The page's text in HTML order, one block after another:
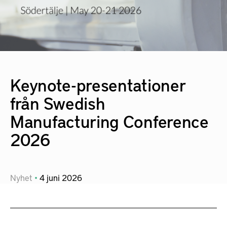
Keynote-presentationer
från Swedish
Manufacturing Conference
2026
Nyhet 4 juni 2026